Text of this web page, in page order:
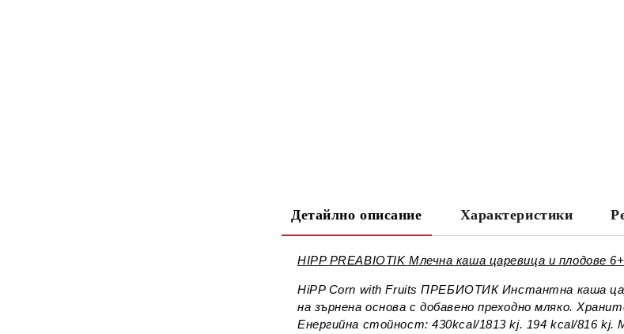
Детайлно описание Характеристики
HIPP PREABIOTIK Млечна каша царевица и плодове
HiPP Corn with Fruits ПРЕБИОТИК Инстантна каша
на зърнена основа с добавено преходно мляко.
Енергийна стойност: 430kcal/1813 kj. 194 kcal/816